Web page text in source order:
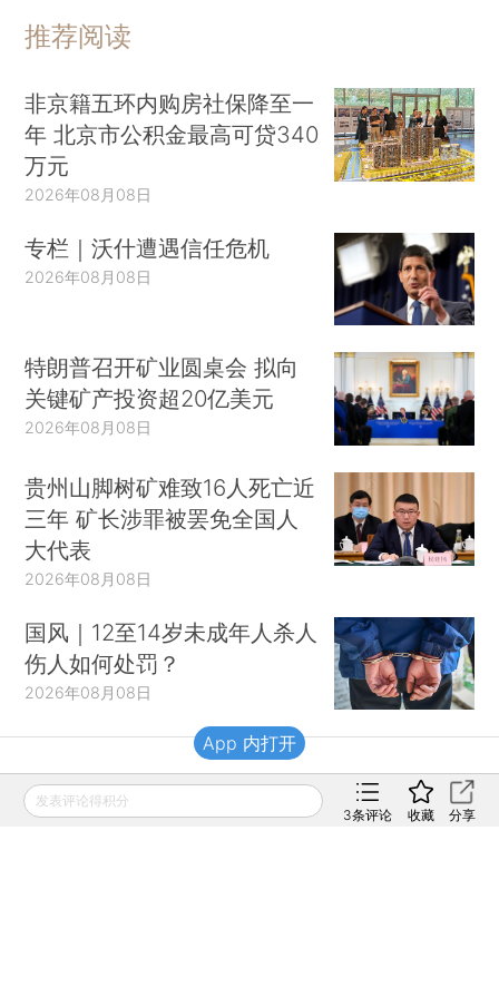
推荐阅读
非京籍五环内购房社保降至一
年 北京市公积金最高可贷340
万元
2026年08月08日
专栏｜沃什遭遇信任危机
2026年08月08日
特朗普召开矿业圆桌会 拟向
关键矿产投资超20亿美元
2026年08月08日
贵州山脚树矿难致16人死亡近
三年 矿长涉罪被罢免全国人
大代表
2026年08月08日
国风｜12至14岁未成年人杀人
伤人如何处罚？
2026年08月08日
财新移动
发表评论得积分
3条评论 收藏 分享
App 内打开